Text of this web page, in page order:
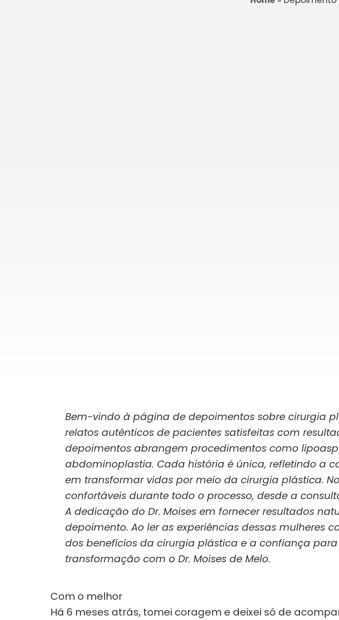
Bem-vindo à página de depoimentos sobre cirurgia
relatos autênticos de pacientes satisfeitas com
depoimentos abrangem procedimentos como
abdominoplastia. Cada história é única, refletindo a
em transformar vidas por meio da cirurgia plástica.
confortáveis durante todo o processo, desde a
A dedicação do Dr. Moises em fornecer resultados
depoimento. Ao ler as experiências dessas mulheres
dos benefícios da cirurgia plástica e a confiança
transformação com o Dr. Moises de Melo.
Com o melhor
Há 6 meses atrás, tomei coragem e deixei só de